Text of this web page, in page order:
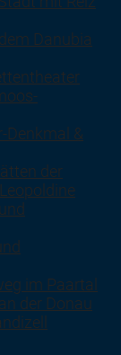
Danubia
Denkmal &
der
im Paartal
der Donau